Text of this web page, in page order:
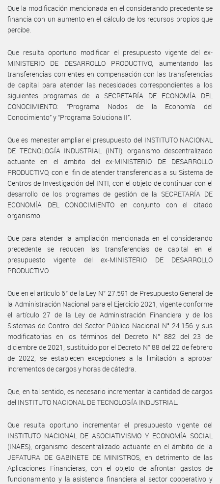
Que la modificación mencionada en el considerando precedente se
financia con un aumento en el cálculo de los recursos propios que
percibe.
Que resulta oportuno modificar el presupuesto vigente del ex-
MINISTERIO DE DESARROLLO PRODUCTIVO, aumentando las
transferencias corrientes en compensación con las transferencias
de capital para atender las necesidades correspondientes a los
siguientes programas de la SECRETARÍA DE ECONOMÍA DEL
CONOCIMIENTO: “Programa Nodos de la Economía del
Conocimiento” y “Programa Soluciona II”.
Que es menester ampliar el presupuesto del INSTITUTO NACIONAL
DE TECNOLOGÍA INDUSTRIAL (INTI), organismo descentralizado
actuante en el ámbito del ex-MINISTERIO DE DESARROLLO
PRODUCTIVO, con el fin de atender transferencias a su Sistema de
Centros de Investigación del INTI, con el objeto de continuar con el
desarrollo de los programas de gestión de la SECRETARÍA DE
ECONOMÍA DEL CONOCIMIENTO en conjunto con el citado
organismo.
Que para atender la ampliación mencionada en el considerando
precedente se reducen las transferencias de capital en el
presupuesto vigente del ex-MINISTERIO DE DESARROLLO
PRODUCTIVO.
Que en el artículo 6° de la Ley N° 27.591 de Presupuesto General de
la Administración Nacional para el Ejercicio 2021, vigente conforme
el artículo 27 de la Ley de Administración Financiera y de los
Sistemas de Control del Sector Público Nacional N° 24.156 y sus
modificatorias en los términos del Decreto N° 882 del 23 de
diciembre de 2021, sustituido por el Decreto N° 88 del 22 de febrero
de 2022, se establecen excepciones a la limitación a aprobar
incrementos de cargos y horas de cátedra.
Que, en tal sentido, es necesario incrementar la cantidad de cargos
del INSTITUTO NACIONAL DE TECNOLOGÍA INDUSTRIAL.
Que resulta oportuno incrementar el presupuesto vigente del
INSTITUTO NACIONAL DE ASOCIATIVISMO Y ECONOMÍA SOCIAL
(INAES), organismo descentralizado actuante en el ámbito de la
JEFATURA DE GABINETE DE MINISTROS, en detrimento de las
Aplicaciones Financieras, con el objeto de afrontar gastos de
funcionamiento y la asistencia financiera al sector cooperativo y